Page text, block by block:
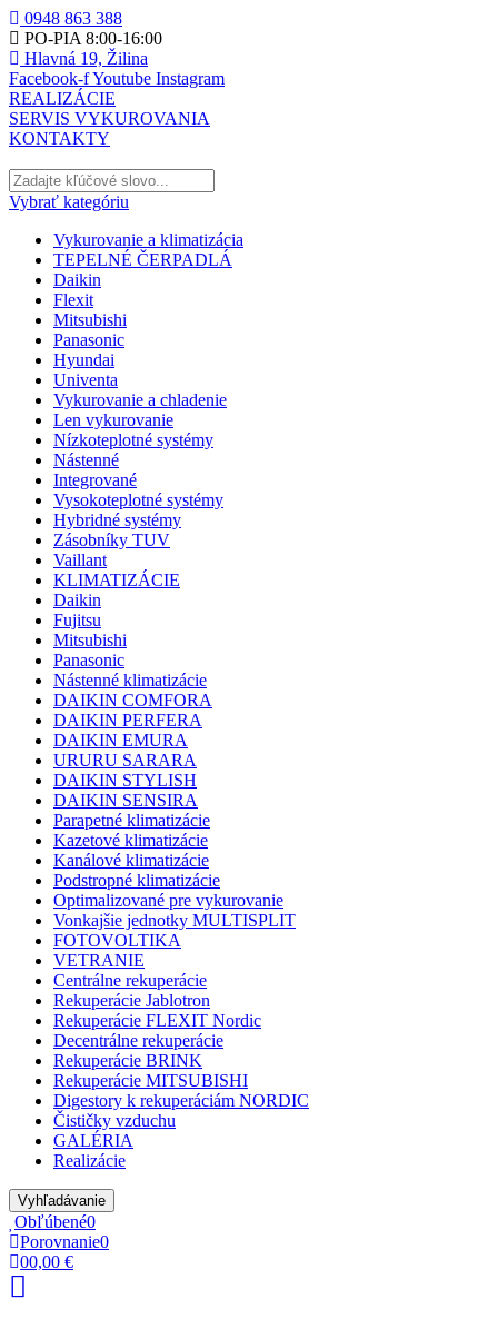
0948 863 388
PO-PIA 8:00-16:00
Hlavná 19, Žilina
Facebook-fYoutube Instagram
REALIZÁCIE
SERVIS VYKUROVANIA
KONTAKTY
Vybrať kategóriu
Vykurovanie a klimatizácia
TEPELNÉ ČERPADLÁ
Daikin
Flexit
Mitsubishi
Panasonic
Hyundai
Univenta
Vykurovanie a chladenie
Len vykurovanie
Nízkoteplotné systémy
Nástenné
Integrované
Vysokoteplotné systémy
Hybridné systémy
Zásobníky TUV
Vaillant
KLIMATIZÁCIE
Daikin
Fujitsu
Mitsubishi
Panasonic
Nástenné klimatizácie
DAIKIN COMFORA
DAIKIN PERFERA
DAIKIN EMURA
URURU SARARA
DAIKIN STYLISH
DAIKIN SENSIRA
Parapetné klimatizácie
Kazetové klimatizácie
Kanálové klimatizácie
Podstropné klimatizácie
Optimalizované pre vykurovanie
Vonkajšie jednotky MULTISPLIT
FOTOVOLTIKA
VETRANIE
Centrálne rekuperácie
Rekuperácie Jablotron
Rekuperácie FLEXIT Nordic
Decentrálne rekuperácie
Rekuperácie BRINK
Rekuperácie MITSUBISHI
Digestory k rekuperáciám NORDIC
Čističky vzduchu
GALÉRIA
Realizácie
Vyhľadávanie
Obľúbené0
Porovnanie0
00,00 €